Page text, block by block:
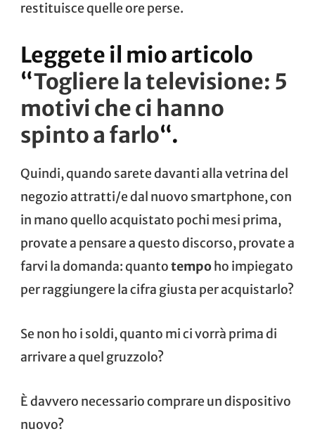
restituisce quelle ore perse.
Leggete il mio articolo
“Togliere la televisione: 5
motivi che ci hanno
spinto a farlo“.
Quindi, quando sarete davanti alla vetrina del
negozio attratti/e dal nuovo smartphone, con
in mano quello acquistato pochi mesi prima,
provate a pensare a questo discorso, provate a
farvi la domanda: quantotempo ho impiegato
per raggiungere la cifra giusta per acquistarlo?
Se non ho i soldi, quanto mi ci vorrà prima di
arrivare a quel gruzzolo?
È davvero necessario comprare un dispositivo
nuovo?